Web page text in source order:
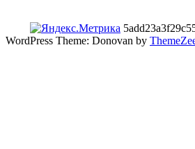
WordPress Theme: Donovan by